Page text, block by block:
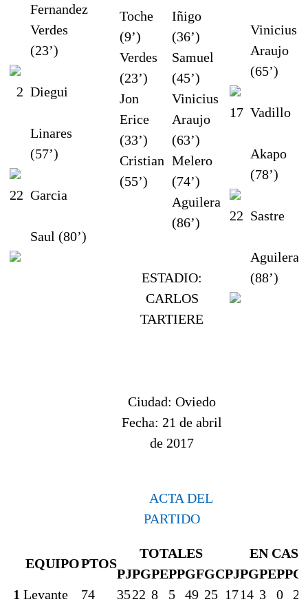
Fernandez
Verdes
(23’)
2 Diegui
Linares
(57’)
22 Garcia
Saul (80’)
Toche
(9’)
Verdes
(23’)
Jon
Erice
(33’)
Cristian
(55’)
Iñigo
(36’)
Samuel
(45’)
Vinicius
Araujo
(63’)
Melero
(74’)
Aguilera
(86’)
ESTADIO:
CARLOS
TARTIERE
Ciudad: Oviedo
Fecha: 21 de abril
de 2017
ACTA DEL
PARTIDO
Vinicius
Araujo
(65’)
17 Vadillo
Akapo
(78’)
22 Sastre
Aguilera
(88’)
EQUIPOPTOS
TOTALES
EN CASA
PJPGPEPPGFGCPJPGPEPP
1 Levante 74 3522 8 5 49 25 1714 3 0
27